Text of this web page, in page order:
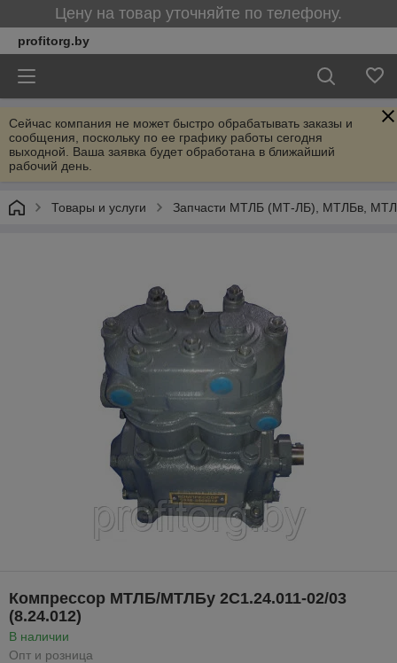
Цену на товар уточняйте по телефону.
profitorg.by
Сейчас компания не может быстро обрабатывать заказы и
сообщения, поскольку по ее графику работы сегодня
выходной. Ваша заявка будет обработана в ближайший
рабочий день.
Товары и услуги Запчасти МТЛБ (МТ-ЛБ), МТЛБв,
Компрессор МТЛБ/МТЛБу 2С1.24.011-02/03
(8.24.012)
В наличии
Опт и розница